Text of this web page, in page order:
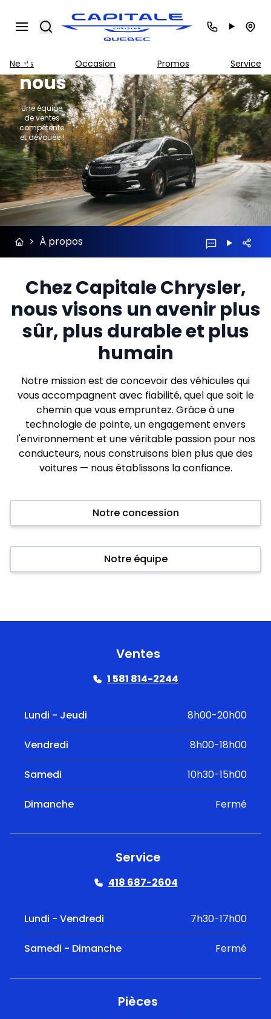
Search
Neufs Occasion Promos Service
À
propos
de
nous
Une équipe
de ventes
compétente
et dévouée !
> À propos
Chez Capitale Chrysler,
nous visons un avenir plus
sûr, plus durable et plus
humain
Notre mission est de concevoir des véhicules qui
vous accompagnent avec fiabilité, quel que soit le
chemin que vous empruntez. Grâce à une
technologie de pointe, un engagement envers
l'environnement et une véritable passion pour nos
conducteurs, nous construisons bien plus que des
voitures — nous établissons la confiance.
Notre concession
Notre équipe
Ventes
1 581 814-2244
Lundi - Jeudi 8h00-20h00
Vendredi 8h00-18h00
Samedi 10h30-15h00
Dimanche Fermé
Service
418 687-2604
Lundi - Vendredi 7h30-17h00
Samedi - Dimanche Fermé
Pièces